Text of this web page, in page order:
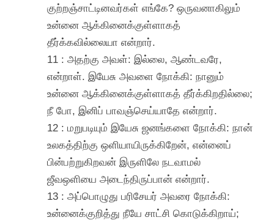
குற்றஞ்சாட்டினவர்கள் எங்கே? ஒருவனாகிலும்
உன்னை ஆக்கினைக்குள்ளாகத்
தீர்க்கவில்லையா என்றார்.
11 : அதற்கு அவள்: இல்லை, ஆண்டவரே,
என்றாள். இயேசு அவளை நோக்கி: நானும்
உன்னை ஆக்கினைக்குள்ளாகத் தீர்க்கிறதில்லை;
நீ போ, இனிப் பாவஞ்செய்யாதே என்றார்.
12 : மறுபடியும் இயேசு ஜனங்களை நோக்கி: நான்
உலகத்திற்கு ஒளியாயிருக்கிறேன், என்னைப்
பின்பற்றுகிறவன் இருளிலே நடவாமல்
ஜீவஒளியை அடைந்திருப்பான் என்றார்.
13 : அப்பொழுது பரிசேயர் அவரை நோக்கி:
உன்னைக்குறித்து நீயே சாட்சி கொடுக்கிறாய்;